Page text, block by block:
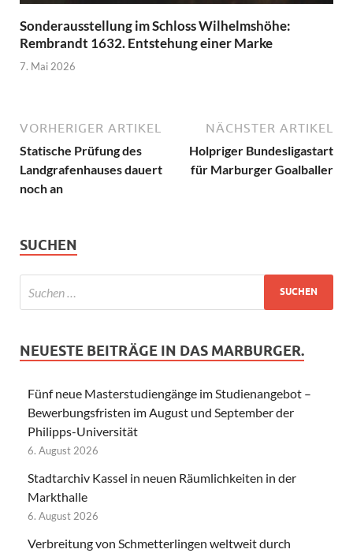
Sonderausstellung im Schloss Wilhelmshöhe:
Rembrandt 1632. Entstehung einer Marke
7. Mai 2026
VORHERIGER ARTIKEL
Statische Prüfung des
Landgrafenhauses dauert
noch an
NÄCHSTER ARTIKEL
Holpriger Bundesligastart
für Marburger Goalballer
SUCHEN
NEUESTE BEITRÄGE IN DAS MARBURGER.
Fünf neue Masterstudiengänge im Studienangebot –
Bewerbungsfristen im August und September der
Philipps-Universität
6. August 2026
Stadtarchiv Kassel in neuen Räumlichkeiten in der
Markthalle
6. August 2026
Verbreitung von Schmetterlingen weltweit durch